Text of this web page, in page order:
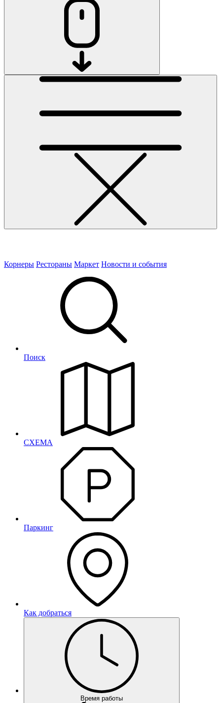
Корнеры Рестораны Маркет Новости и события
Поиск
СХЕМА
Паркинг
Как добраться
Время работы